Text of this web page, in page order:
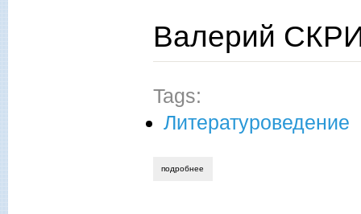
Валерий
Tags:
Литературоведение
подробнее